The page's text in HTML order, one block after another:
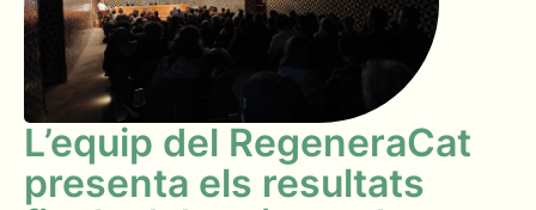
L’equip del RegeneraCat
presenta els resultats